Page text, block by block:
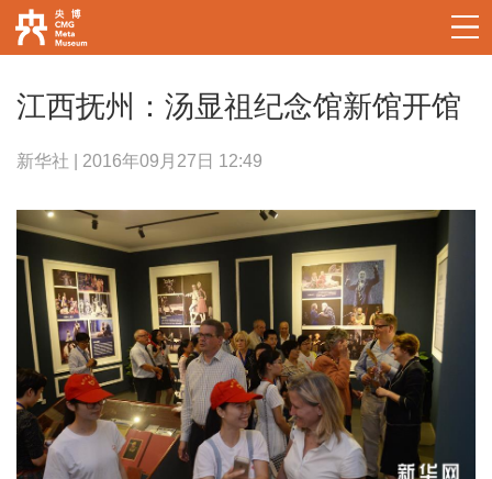
江西抚州：汤显祖纪念馆新馆开馆
新华社 | 2016年09月27日 12:49